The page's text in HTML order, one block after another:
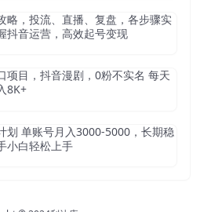
略，投流、直播、复盘，各步骤实
抖音运营，高效起号变现
项目，抖音漫剧，0粉不实名 每天
8K+
划 单账号月入3000-5000，长期稳
小白轻松上手